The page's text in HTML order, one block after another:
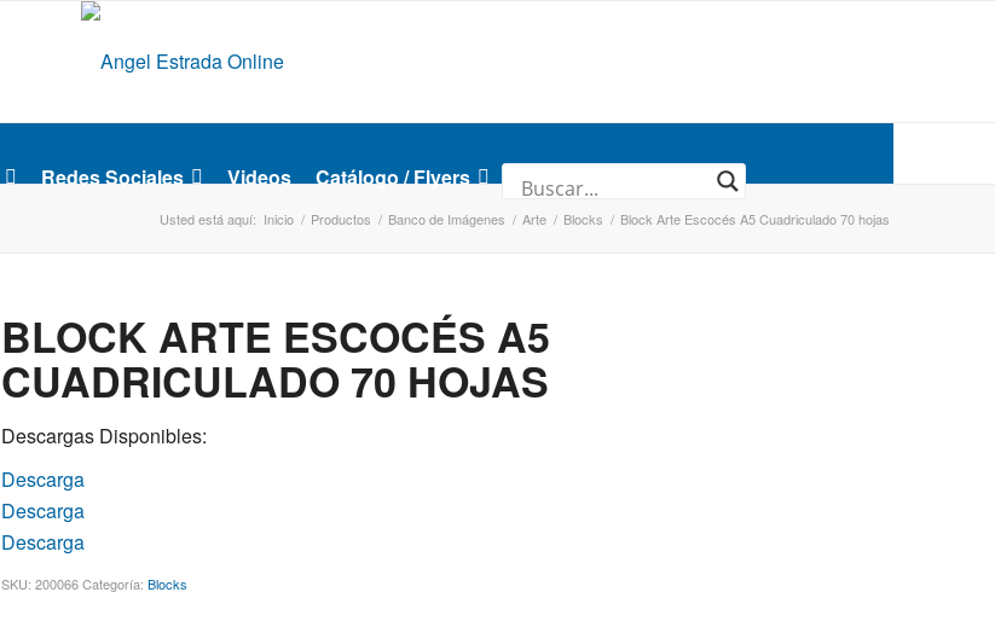
Redes Sociales Videos
Catálogo / Flyers
Usted está aquí: Inicio / Productos / Banco de Imágenes / Arte / Blocks / Block Arte Escocés A5 Cuadriculado 70 hojas
BLOCK ARTE ESCOCÉS A5
CUADRICULADO 70 HOJAS
Descargas Disponibles:
Descarga
Descarga
Descarga
SKU: 200066Categoría: Blocks